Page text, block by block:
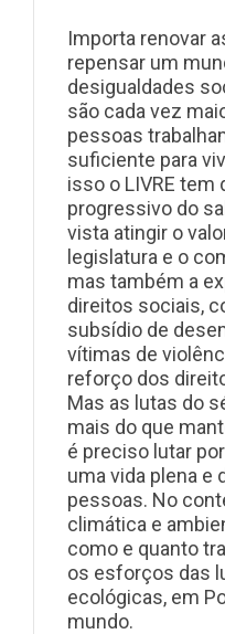
Importa renovar
repensar um
desigualdades
são cada vez
pessoas
suficiente para
isso o LIVRE
progressivo do
vista atingir o
legislatura e o
mas também a
direitos sociais,
subsídio de
vítimas de
reforço dos
Mas as lutas do
mais do que
é preciso lutar
uma vida plena e
pessoas. No
climática e
como e quanto
os esforços das
ecológicas, em
mundo.